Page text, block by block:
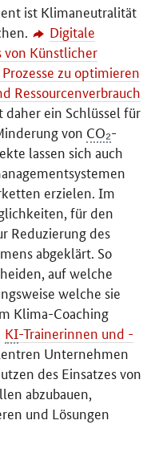
ist Klimaneutralität
Digitale
von Künstlicher
zu optimieren
Ressourcenverbrauch
daher ein Schlüssel für
von CO₂-
lassen sich auch
erzielen. Im
für den
Reduzierung des
abgeklärt. So
auf welche
welche sie
Klima-Coaching
KI-Trainerinnen und -
Unternehmen
des Einsatzes von
abzubauen,
und Lösungen